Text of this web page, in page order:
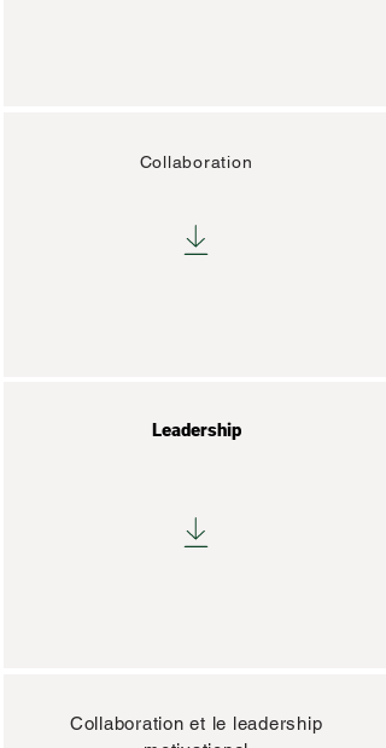
Collaboration
Leadership
Collaboration et le leadership